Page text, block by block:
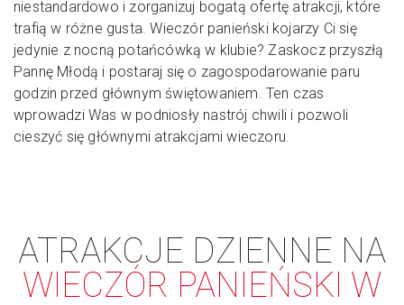
niestandardowo i zorganizuj bogatą ofertę atrakcji, które
trafią w różne gusta. Wieczór panieński kojarzy Ci się
jedynie z nocną potańcówką w klubie? Zaskocz przyszłą
Pannę Młodą i postaraj się o zagospodarowanie paru
godzin przed głównym świętowaniem. Ten czas
wprowadzi Was w podniosły nastrój chwili i pozwoli
cieszyć się głównymi atrakcjami wieczoru.
ATRAKCJE DZIENNE NA
WIECZÓR PANIEŃSKI W